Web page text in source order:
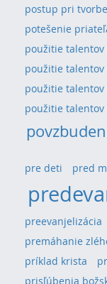
postup pri
potešenie
použitie
použitie
použitie
použitie
pre deti
pred
preevanjelizácia
premáhanie
príklad krista
prisľúbenia